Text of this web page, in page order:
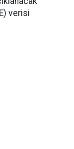
verisi